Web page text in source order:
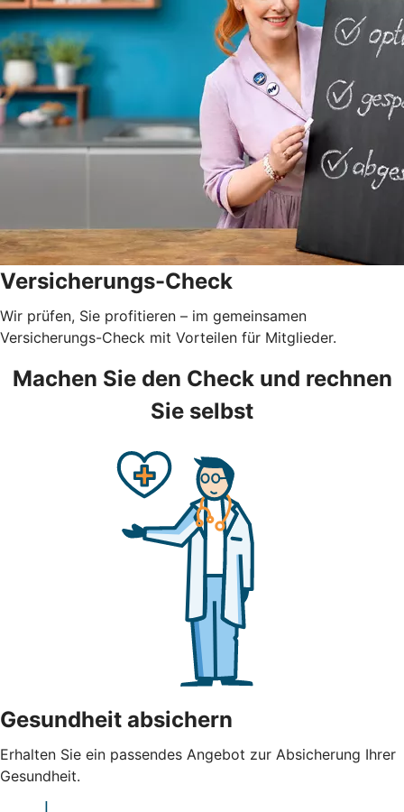
Versicherungs-Check
Wir prüfen, Sie profitieren – im gemeinsamen
Versicherungs-Check mit Vorteilen für Mitglieder.
Machen Sie den Check und rechnen
Sie selbst
Gesundheit absichern
Erhalten Sie ein passendes Angebot zur Absicherung Ihrer
Gesundheit.